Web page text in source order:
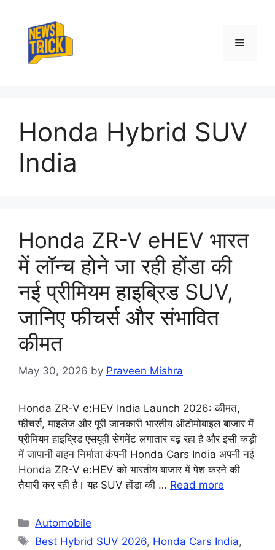
content
Menu
Honda Hybrid SUV
India
Honda ZR-V eHEV भारत
में लॉन्च होने जा रही होंडा की
नई प्रीमियम हाइब्रिड SUV,
जानिए फीचर्स और संभावित
कीमत
May 30, 2026 by Praveen Mishra
Honda ZR-V e:HEV India Launch 2026: कीमत,
फीचर्स, माइलेज और पूरी जानकारी भारतीय ऑटोमोबाइल बाजार में
प्रीमियम हाइब्रिड एसयूवी सेगमेंट लगातार बढ़ रहा है और इसी कड़ी
में जापानी वाहन निर्माता कंपनी Honda Cars India अपनी नई
Honda ZR-V e:HEV को भारतीय बाजार में पेश करने की
तैयारी कर रही है। यह SUV होंडा की … Read more
Categories
Automobile
Tags
Best Hybrid SUV 2026, Honda Cars India,